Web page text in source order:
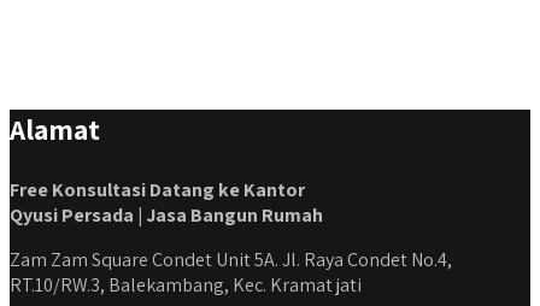
Alamat
Free Konsultasi Datang ke Kantor
Qyusi Persada | Jasa Bangun Rumah
Zam Zam Square Condet Unit 5A. Jl. Raya Condet No.4,
RT.10/RW.3, Balekambang, Kec. Kramat jati